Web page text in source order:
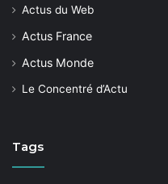
Actus du Web
Actus France
Actus Monde
Le Concentré d’Actu
Tags